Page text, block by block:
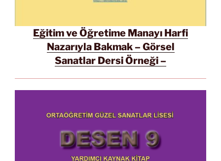
Eğitim ve Öğretime Manayı Harfi
Nazarıyla Bakmak – Görsel
Sanatlar Dersi Örneği –